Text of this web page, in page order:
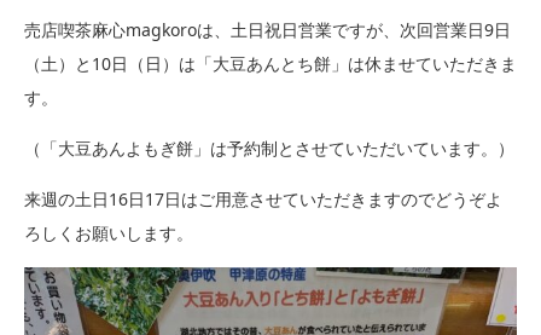
売店喫茶麻心magkoroは、土日祝日営業ですが、次回営業日9日
（土）と10日（日）は「大豆あんとち餅」は休ませていただきま
す。
（「大豆あんよもぎ餅」は予約制とさせていただいています。）
来週の土日16日17日はご用意させていただきますのでどうぞよ
ろしくお願いします。